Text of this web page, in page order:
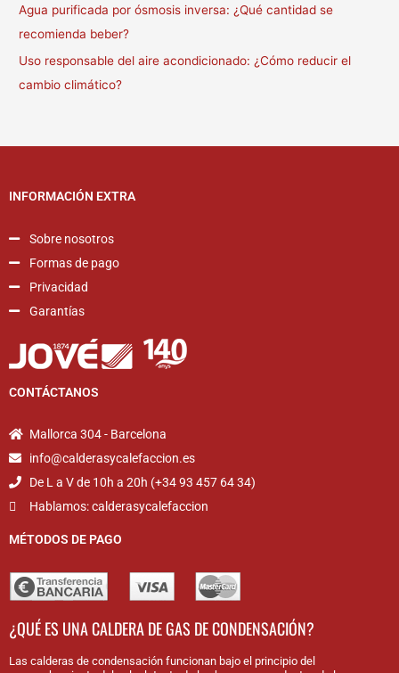
Agua purificada por ósmosis inversa: ¿Qué cantidad se
recomienda beber?
Uso responsable del aire acondicionado: ¿Cómo reducir el
cambio climático?
INFORMACIÓN EXTRA
Sobre nosotros
Formas de pago
Privacidad
Garantías
CONTÁCTANOS
Mallorca 304 - Barcelona
info@calderasycalefaccion.es
De L a V de 10h a 20h (+34 93 457 64 34)
Hablamos: calderasycalefaccion
MÉTODOS DE PAGO
¿QUÉ ES UNA CALDERA DE GAS DE CONDENSACIÓN?
Las calderas de condensación funcionan bajo el principio del